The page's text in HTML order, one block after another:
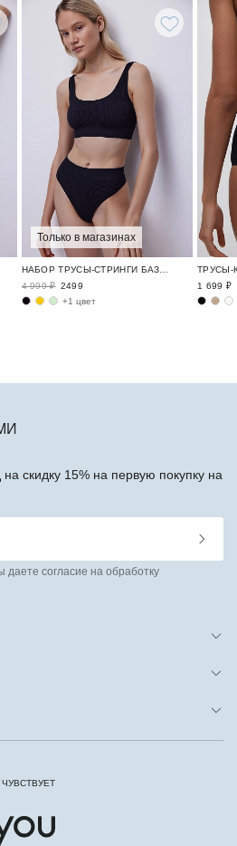
Только в магазинах
4 999 ₽ 2499
+1 цвет
1 699 ₽
скидку 15% на первую покупку на
даете согласие на обработку